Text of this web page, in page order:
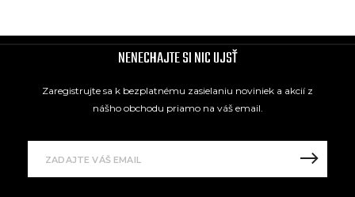
NENECHAJTE SI NIC UJSŤ
Zaregistrujte sa k bezplatnému zasielaniu noviniek a akcií z
nášho obchodu priamo na váš email.